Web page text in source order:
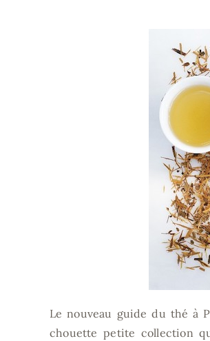
Le nouveau guide du thé à
chouette petite collection